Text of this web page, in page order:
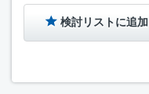
検討リストに追加